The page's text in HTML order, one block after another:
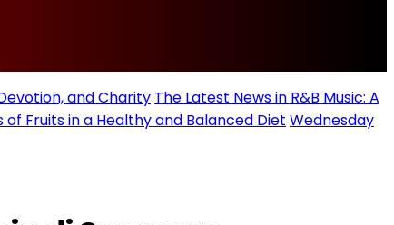
and Charity The Latest News in R&B Music: A
Fruits in a Healthy and Balanced Diet Wednesday